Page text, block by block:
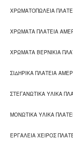
ΧΡΩΜΑΤΟΠΩΛΕΙΑ
ΧΡΩΜΑΤΑ ΠΛΑΤΕΙΑ
ΧΡΩΜΑΤΑ ΒΕΡΝΙΚΙΑ
ΣΙΔΗΡΙΚΑ ΠΛΑΤΕΙΑ
ΣΤΕΓΑΝΩΤΙΚΑ ΥΛΙΚΑ
ΜΟΝΩΤΙΚΑ ΥΛΙΚΑ
ΕΡΓΑΛΕΙΑ ΧΕΙΡΟΣ